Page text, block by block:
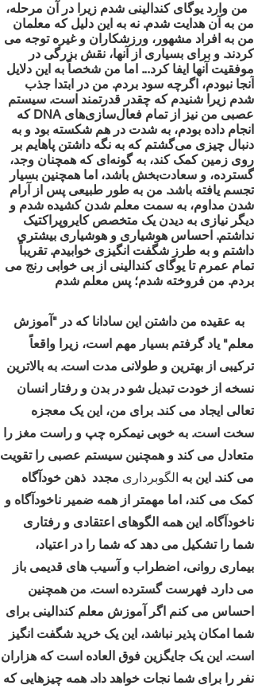
من وارد یوگای کندالینی شدم زیرا در آن مرحله،
من به آن هدایت شدم. نه به این دلیل که معلمان
من به افراد مشهور، ورزشکاران و غیره توجه می
کردند. و برای بسیاری از آنها، نقش بزرگی در
موفقیت آنها ایفا کرد... اما من شخصاً به این دلایل
آنجا نبودم، اگرچه سود بردم. من در ابتدا جذب
شدم زیرا شنیدم که چقدر قدرتمند است. سیستم
عصبی من نیز از تمام فعال‌سازی‌های DNA که
انجام داده بودم، به شدت در هم شکسته بود و به
دنبال چیزی می‌گشتم که به نگه داشتن پاهایم بر
روی زمین کمک کند، به گونه‌ای که همچنان وجد،
گسترده، و سعادت‌بخش باشد، اما همچنین بسیار
تجسم یافته باشد. من به طور طبیعی پس از آرام
شدن مداوم، به سمت معلم شدن کشیده شدم و
دیگر نیازی به دیدن یک متخصص کایروپراکتیک
نداشتم. احساس هوشیاری و هوشیاری بیشتری
داشتم و به طرز شگفت انگیزی خوابیدم. تقریباً
تمام عمرم تا یوگای کندالینی از بی خوابی رنج می
بردم. من فروخته شدم؛ پس معلم شدم
به عقیده من داشتن این سادانا که در "آموزش
معلم" یاد گرفتم بسیار مهم است، زیرا واقعاً
ترکیبی از بهترین و طولانی مدت است. به بالاترین
نسخه از خودت تبدیل شو در بدن و رفتار انسان
تعالی ایجاد می کند. برای من، این یک معجزه
سخت است. به خوبی نیمکره چپ و راست مغز را
متعادل می کند و همچنین سیستم عصبی را تقویت
می کند. این به الگوبرداری مجدد ذهن خودآگاه
کمک می کند، اما مهمتر از همه ضمیر ناخودآگاه و
ناخودآگاه. این همه الگوهای اعتقادی و رفتاری
شما را تشکیل می دهد که شما را در اعتیاد،
بیماری روانی، اضطراب و آسیب های قدیمی باز
می دارد. فهرست گسترده است. من همچنین
احساس می کنم اگر آموزش معلم کندالینی برای
شما امکان پذیر نباشد، این یک خرید شگفت انگیز
است. این یک جایگزین فوق العاده است که هزاران
نفر را برای شما نجات خواهد داد. همه چیزهایی که